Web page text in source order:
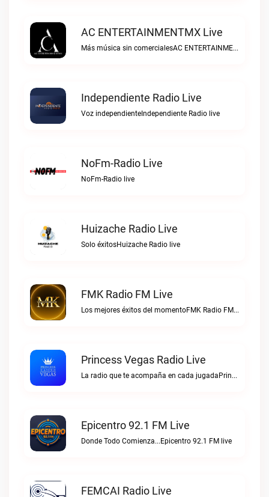
AC ENTERTAINMENTMX Live
Más música sin comercialesAC ENTERTAINMENTMX live
Independiente Radio Live
Voz independienteIndependiente Radio live
NoFm-Radio Live
NoFm-Radio live
Huizache Radio Live
Solo éxitosHuizache Radio live
FMK Radio FM Live
Los mejores éxitos del momentoFMK Radio FM live
Princess Vegas Radio Live
La radio que te acompaña en cada jugadaPrincess Vegas Radio live
Epicentro 92.1 FM Live
Donde Todo Comienza...Epicentro 92.1 FM live
FEMCAI Radio Live